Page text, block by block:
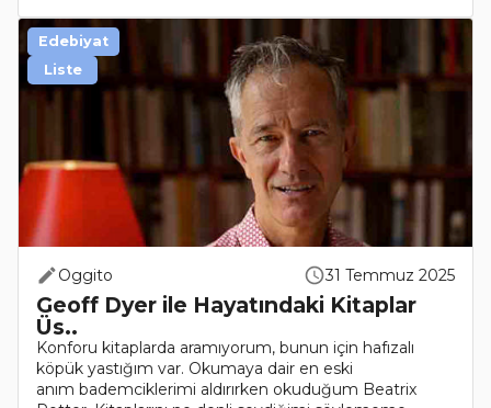
Oggito 31 Temmuz 2025
Geoff Dyer ile Hayatındaki Kitaplar
Üs..
Konforu kitaplarda aramıyorum, bunun için hafızalı
köpük yastığım var. Okumaya dair en eski
anım bademciklerimi aldırırken okuduğum Beatrix
Edebiyat
Liste